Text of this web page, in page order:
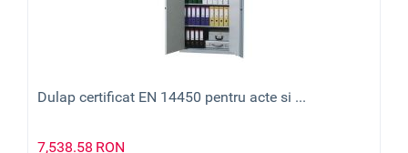
Dulap certificat EN 14450 pentru acte si ...
7,538.58 RON